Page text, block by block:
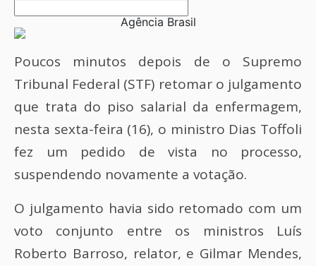
Agência Brasil
Poucos minutos depois de o Supremo
Tribunal Federal (STF) retomar o julgamento
que trata do piso salarial da enfermagem,
nesta sexta-feira (16), o ministro Dias Toffoli
fez um pedido de vista no processo,
suspendendo novamente a votação.
O julgamento havia sido retomado com um
voto conjunto entre os ministros Luís
Roberto Barroso, relator, e Gilmar Mendes,